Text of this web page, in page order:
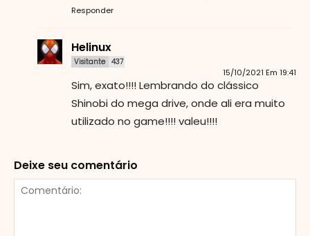
Responder
Helinux
Visitante 437
15/10/2021 Em 19:41
Sim, exato!!!! Lembrando do clássico
Shinobi do mega drive, onde ali era muito
utilizado no game!!!! valeu!!!!
Deixe seu comentário